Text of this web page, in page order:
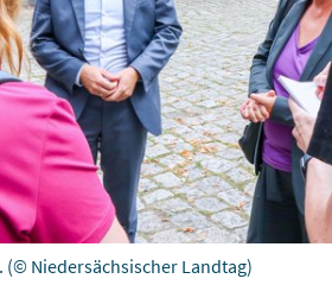
(© Niedersächsischer Landtag)